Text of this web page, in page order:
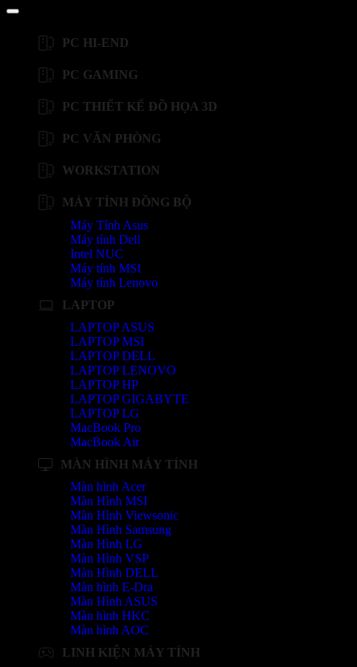
PC HI-END
PC GAMING
PC THIẾT KẾ ĐỒ HỌA 3D
PC VĂN PHÒNG
WORKSTATION
MÁY TÍNH ĐỒNG BỘ
Máy Tính Asus
Máy tính Dell
Intel NUC
Máy tính MSI
Máy tính Lenovo
LAPTOP
LAPTOP ASUS
LAPTOP MSI
LAPTOP DELL
LAPTOP LENOVO
LAPTOP HP
LAPTOP GIGABYTE
LAPTOP LG
MacBook Pro
MacBook Air
MÀN HÌNH MÁY TÍNH
Màn hình Acer
Màn Hình MSI
Màn Hình Viewsonic
Màn Hình Samsung
Màn Hình LG
Màn Hình VSP
Màn Hình DELL
Màn hình E-Dra
Màn Hình ASUS
Màn hình HKC
Màn hình AOC
LINH KIỆN MÁY TÍNH